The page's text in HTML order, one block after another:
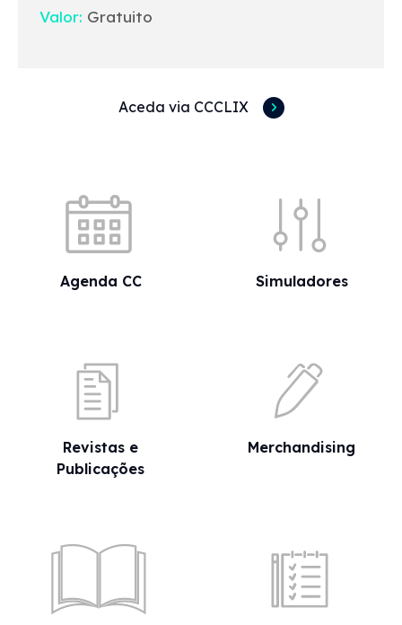
Valor: Gratuito
Aceda via CCCLIX
Agenda CC Simuladores
Revistas e
Publicações
Merchandising